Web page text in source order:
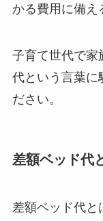
かる費用に備え
子育て世代で家
代という言葉に
ださい。
差額ベッド代
差額ベッド代と